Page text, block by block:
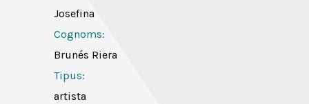
Josefina
Cognoms:
Brunés Riera
Tipus:
artista